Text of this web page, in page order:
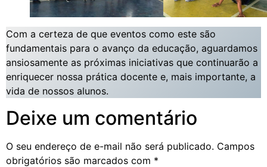
Com a certeza de que eventos como este são
fundamentais para o avanço da educação, aguardamos
ansiosamente as próximas iniciativas que continuarão a
enriquecer nossa prática docente e, mais importante, a
vida de nossos alunos.
Deixe um comentário
O seu endereço de e-mail não será publicado. Campos
obrigatórios são marcados com *